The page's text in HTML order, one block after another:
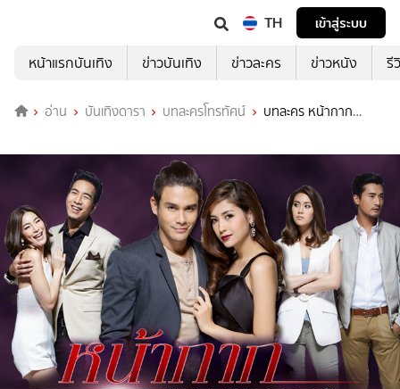
TH
เข้าสู่ระบบ
หน้าแรกบันเทิง
ข่าวบันเทิง ข่าวละคร ข่าวหนัง รี
อ่าน บันเทิงดารา บทละครโทรทัศน์
บทละคร หน้ากาก